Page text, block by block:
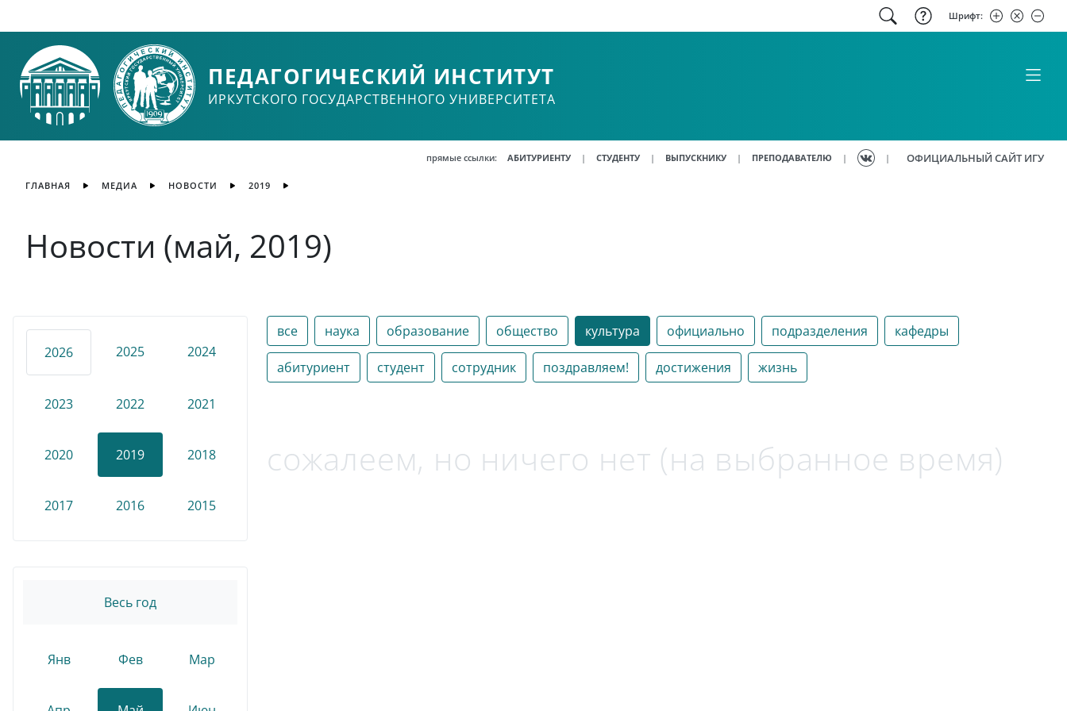
Шрифт:
ПЕДАГОГИЧЕСКИЙ ИНСТИТУТ
ИРКУТСКОГО ГОСУДАРСТВЕННОГО УНИВЕРСИТЕТА
прямые ссылки: АБИТУРИЕНТУ | СТУДЕНТУ | ВЫПУСКНИКУ | ПРЕПОДАВАТЕЛЮ | | ОФИЦИАЛЬНЫЙ САЙТ ИГУ
ГЛАВНАЯ МЕДИА НОВОСТИ 2019
Новости (май, 2019)
2026 2025 2024
2023 2022 2021
2020 2019 2018
2017 2016 2015
Весь год
Янв Фев Мар
все наука образование общество культура официально подразделения кафедры
абитуриент студент сотрудник поздравляем! достижения жизнь
сожалеем, но ничего нет (на выбранное время)